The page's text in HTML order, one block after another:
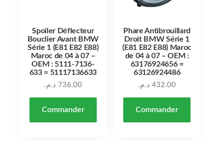
Spoiler Déflecteur
Bouclier Avant BMW
Série 1 (E81 E82 E88)
Maroc de 04 à 07 –
OEM : 5111-7136-
633 = 51117136633
736.00 د.م.
Commander
Phare Antibrouillard
Droit BMW Série 1
(E81 E82 E88) Maroc
de 04 à 07 – OEM :
63176924656 =
63126924486
432.00 د.م.
Commander